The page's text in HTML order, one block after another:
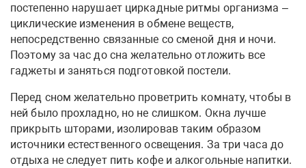
постепенно нарушает циркадные ритмы организма –
циклические изменения в обмене веществ,
непосредственно связанные со сменой дня и ночи.
Поэтому за час до сна желательно отложить все
гаджеты и заняться подготовкой постели.
Перед сном желательно проветрить комнату, чтобы в
ней было прохладно, но не слишком. Окна лучше
прикрыть шторами, изолировав таким образом
источники естественного освещения. За три часа до
отдыха не следует пить кофе и алкогольные напитки.